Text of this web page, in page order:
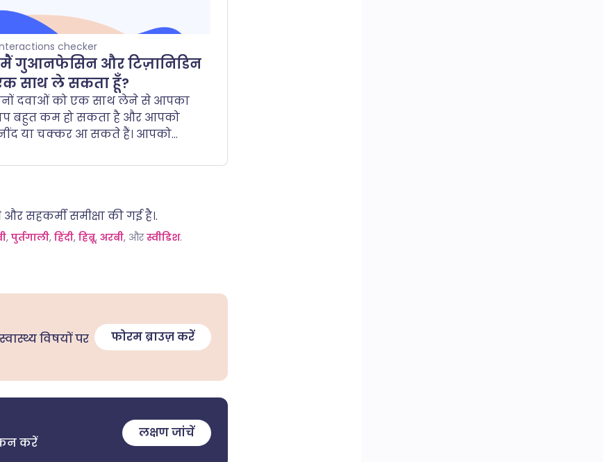
checker
मैं गुआनफेसिन और टिज़ानिडिन
साथ ले सकता हूँ?
दवाओं को एक साथ लेने से आपका
बहुत कम हो सकता है और आपको
या चक्कर आ सकते हैं। आपको
हो सकती है, खासकर जब आप तेजी से
सहकर्मी समीक्षा की गई है।.
, पुर्तगाली, हिंदी, हिब्रू, अरबी, औरस्वीडिश.
विषयों पर
फोरम ब्राउज़ करें
करें
लक्षण जांचें